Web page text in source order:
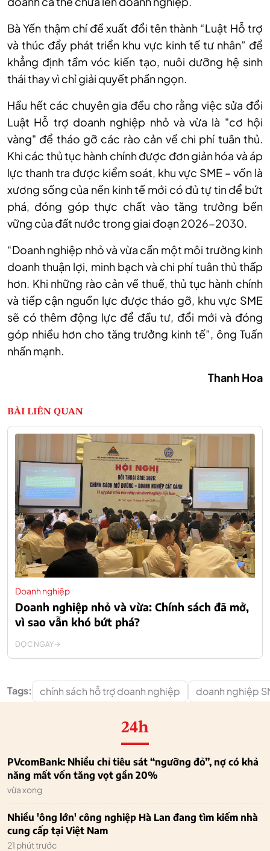
Bà Yến thậm chí đề xuất đổi tên thành “Luật Hỗ trợ
và thúc đẩy phát triển khu vực kinh tế tư nhân” để
khẳng định tầm vóc kiến tạo, nuôi dưỡng hệ sinh
thái thay vì chỉ giải quyết phần ngọn.
Hầu hết các chuyên gia đều cho rằng việc sửa đổi
Luật Hỗ trợ doanh nghiệp nhỏ và vừa là "cơ hội
vàng" để tháo gỡ các rào cản về chi phí tuân thủ.
Khi các thủ tục hành chính được đơn giản hóa và áp
lực thanh tra được kiểm soát, khu vực SME – vốn là
xương sống của nền kinh tế mới có đủ tự tin để bứt
phá, đóng góp thực chất vào tăng trưởng bền
vững của đất nước trong giai đoạn 2026-2030.
“Doanh nghiệp nhỏ và vừa cần một môi trường kinh
doanh thuận lợi, minh bạch và chi phí tuân thủ thấp
hơn. Khi những rào cản về thuế, thủ tục hành chính
và tiếp cận nguồn lực được tháo gỡ, khu vực SME
sẽ có thêm động lực để đầu tư, đổi mới và đóng
góp nhiều hơn cho tăng trưởng kinh tế”, ông Tuấn
nhấn mạnh.
Thanh Hoa
BÀI LIÊN QUAN
Doanh nghiệp
Doanh nghiệp nhỏ và vừa: Chính sách đã mở,
vì sao vẫn khó bứt phá?
ĐỌC NGAY
Tags: chính sách hỗ trợ doanh nghiệp doanh nghiệp
24h
PVcomBank: Nhiều chỉ tiêu sát “ngưỡng đỏ”, nợ có khả
năng mất vốn tăng vọt gần 20%
vừa xong
Nhiều 'ông lớn' công nghiệp Hà Lan đang tìm kiếm nhà
cung cấp tại Việt Nam
21 phút trước